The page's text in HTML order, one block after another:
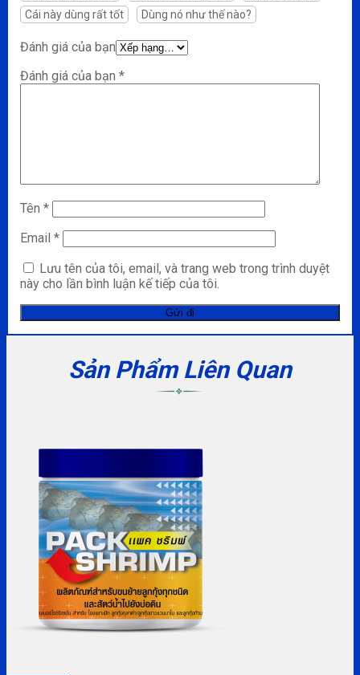
Cái này dùng rất tốt
Dùng nó như thế nào?
Đánh giá của bạn
Đánh giá của bạn *
Tên *
Email *
Lưu tên của tôi, email, và trang web trong trình duyệt
này cho lần bình luận kế tiếp của tôi.
Sản Phẩm Liên Quan